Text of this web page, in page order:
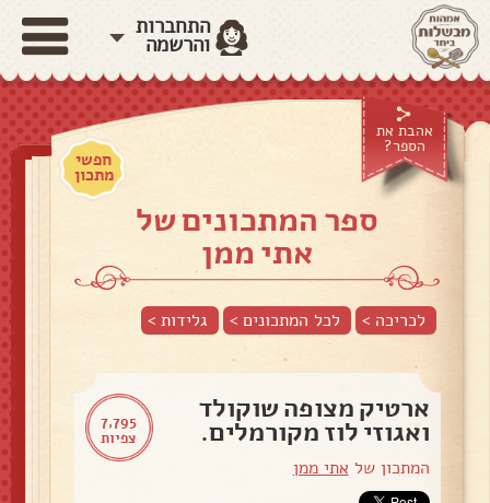
התחברות
והרשמה
אהבת את
הספר?
חפשי
מתכון
ספר המתכונים של
אתי ממן
לכריכה > לכל המתכונים > גלידות>
7,795
צפיות
ארטיק מצופה שוקולד
ואגוזי לוז מקורמלים.
המתכון של אתי ממן